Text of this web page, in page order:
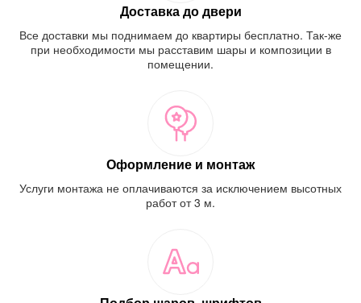
Доставка до двери
Все доставки мы поднимаем до квартиры бесплатно. Так-же
при необходимости мы расставим шары и композиции в
помещении.
Оформление и монтаж
Услуги монтажа не оплачиваются за исключением высотных
работ от 3 м.